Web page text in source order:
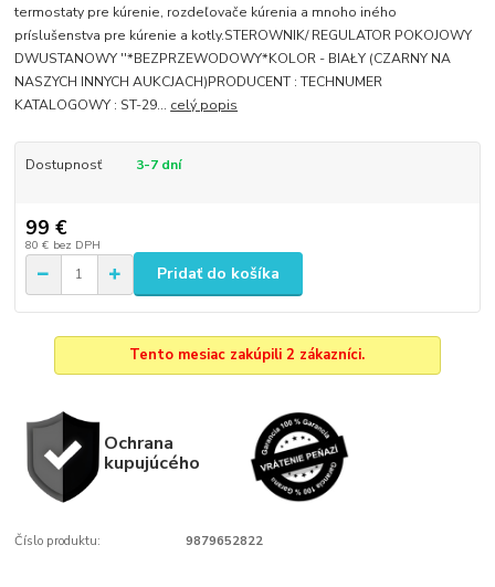
termostaty pre kúrenie, rozdeľovače kúrenia a mnoho iného
príslušenstva pre kúrenie a kotly.STEROWNIK/ REGULATOR POKOJOWY
DWUSTANOWY ''*BEZPRZEWODOWY*KOLOR - BIAŁY (CZARNY NA
NASZYCH INNYCH AUKCJACH)PRODUCENT : TECHNUMER
KATALOGOWY : ST-29... celý popis
Dostupnosť 3-7 dní
99 €
80 € bez DPH
Pridať do košíka
Tento mesiac zakúpili 2 zákazníci.
Ochrana
kupujúcého
Číslo produktu: 9879652822